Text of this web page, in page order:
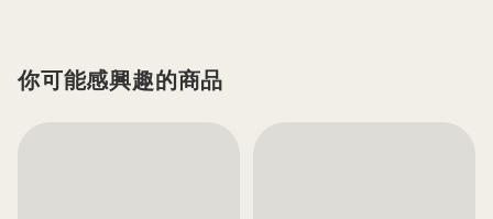
你可能感興趣的商品